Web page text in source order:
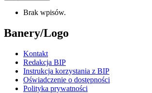
Brak wpisów.
Banery/Logo
Kontakt
Redakcja BIP
Instrukcja korzystania z BIP
Oświadczenie o dostępności
Polityka prywatności